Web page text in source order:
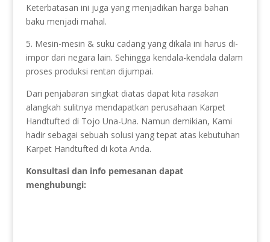
Keterbatasan ini juga yang menjadikan harga bahan
baku menjadi mahal.
5. Mesin-mesin & suku cadang yang dikala ini harus di-
impor dari negara lain. Sehingga kendala-kendala dalam
proses produksi rentan dijumpai.
Dari penjabaran singkat diatas dapat kita rasakan
alangkah sulitnya mendapatkan perusahaan Karpet
Handtufted di Tojo Una-Una. Namun demikian, Kami
hadir sebagai sebuah solusi yang tepat atas kebutuhan
Karpet Handtufted di kota Anda.
Konsultasi dan info pemesanan dapat
menghubungi: